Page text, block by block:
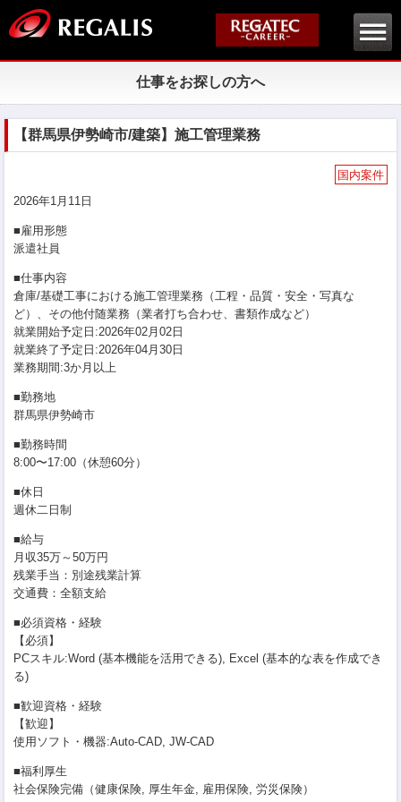
仕事をお探しの方へ
【群馬県伊勢崎市/建築】施工管理業務
国内案件
2026年1月11日
■雇用形態
派遣社員
■仕事内容
倉庫/基礎工事における施工管理業務（工程・品質・安全・写真な
ど）、その他付随業務（業者打ち合わせ、書類作成など）
就業開始予定日:2026年02月02日
就業終了予定日:2026年04月30日
業務期間:3か月以上
■勤務地
群馬県伊勢崎市
■勤務時間
8:00〜17:00（休憩60分）
■休日
週休二日制
■給与
月収35万～50万円
残業手当：別途残業計算
交通費：全額支給
■必須資格・経験
【必須】
PCスキル:Word (基本機能を活用できる), Excel (基本的な表を作成でき
る)
■歓迎資格・経験
【歓迎】
使用ソフト・機器:Auto-CAD, JW-CAD
■福利厚生
社会保険完備（健康保険, 厚生年金, 雇用保険, 労災保険）